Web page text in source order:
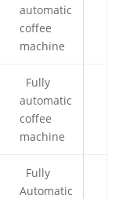
automatic
coffee
machine
Fully
automatic
coffee
machine
Fully
Automatic